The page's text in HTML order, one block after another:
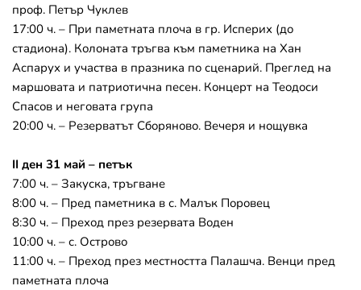
проф. Петър Чуклев
17:00 ч. – При паметната плоча в гр. Исперих (до
стадиона). Колоната тръгва към паметника на Хан
Аспарух и участва в празника по сценарий. Преглед на
маршовата и патриотична песен. Концерт на Теодоси
Спасов и неговата група
20:00 ч. – Резерватът Сборяново. Вечеря и нощувка
II ден 31 май – петък
7:00 ч. – Закуска, тръгване
8:00 ч. – Пред паметника в с. Малък Поровец
8:30 ч. – Преход през резервата Воден
10:00 ч. – с. Острово
11:00 ч. – Преход през местността Палашча. Венци пред
паметната плоча